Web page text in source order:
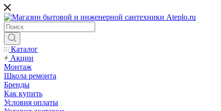
Каталог
Акции
Монтаж
Школа ремонта
Бренды
Как купить
Условия оплаты